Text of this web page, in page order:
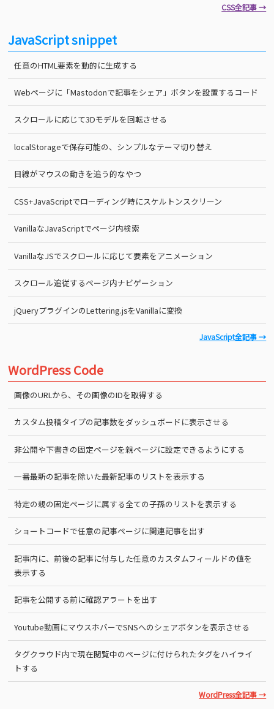
CSS全記事 →
JavaScript snippet
任意のHTML要素を動的に生成する
Webページに「Mastodonで記事をシェア」ボタンを設置するコード
スクロールに応じて3Dモデルを回転させる
localStorageで保存可能の、シンプルなテーマ切り替え
目線がマウスの動きを追う的なやつ
CSS+JavaScriptでローディング時にスケルトンスクリーン
VanillaなJavaScriptでページ内検索
VanillaなJSでスクロールに応じて要素をアニメーション
スクロール追従するページ内ナビゲーション
jQueryプラグインのLettering.jsをVanillaに変換
JavaScript全記事 →
WordPress Code
画像のURLから、その画像のIDを取得する
カスタム投稿タイプの記事数をダッシュボードに表示させる
非公開や下書きの固定ページを親ページに設定できるようにする
一番最新の記事を除いた最新記事のリストを表示する
特定の親の固定ページに属する全ての子孫のリストを表示する
ショートコードで任意の記事ページに関連記事を出す
記事内に、前後の記事に付与した任意のカスタムフィールドの値を
表示する
記事を公開する前に確認アラートを出す
Youtube動画にマウスホバーでSNSへのシェアボタンを表示させる
タグクラウド内で現在閲覧中のページに付けられたタグをハイライ
トする
WordPress全記事 →